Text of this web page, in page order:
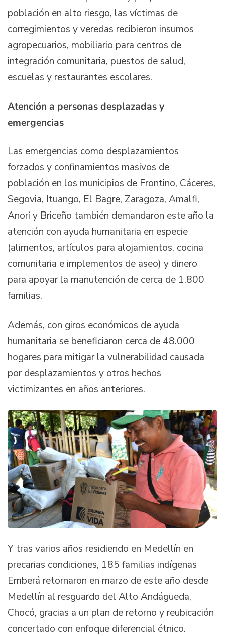
población en alto riesgo, las víctimas de
corregimientos y veredas recibieron insumos
agropecuarios, mobiliario para centros de
integración comunitaria, puestos de salud,
escuelas y restaurantes escolares.
Atención a personas desplazadas y
emergencias
Las emergencias como desplazamientos
forzados y confinamientos masivos de
población en los municipios de Frontino, Cáceres,
Segovia, Ituango, El Bagre, Zaragoza, Amalfi,
Anorí y Briceño también demandaron este año la
atención con ayuda humanitaria en especie
(alimentos, artículos para alojamientos, cocina
comunitaria e implementos de aseo) y dinero
para apoyar la manutención de cerca de 1.800
familias.
Además, con giros económicos de ayuda
humanitaria se beneficiaron cerca de 48.000
hogares para mitigar la vulnerabilidad causada
por desplazamientos y otros hechos
victimizantes en años anteriores.
Y tras varios años residiendo en Medellín en
precarias condiciones, 185 familias indígenas
Emberá retornaron en marzo de este año desde
Medellín al resguardo del Alto Andágueda,
Chocó, gracias a un plan de retorno y reubicación
concertado con enfoque diferencial étnico.